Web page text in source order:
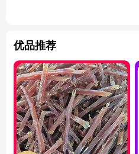
优品推荐